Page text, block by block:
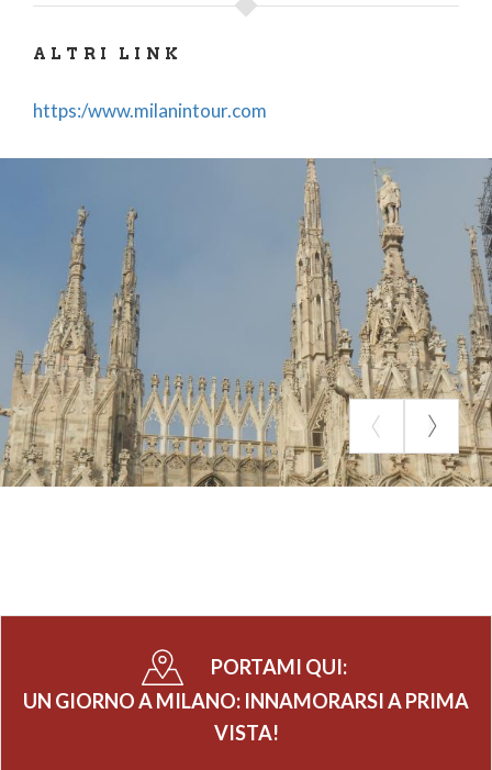
ALTRI LINK
https:/www.milanintour.com
PORTAMI QUI:
UN GIORNO A MILANO: INNAMORARSI A PRIMA
VISTA!